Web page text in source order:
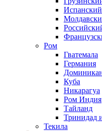
Ром
Гватемала
Германия
Куба
Никарагуа
Ром Индия
Тайланд
Тринидад
Текила